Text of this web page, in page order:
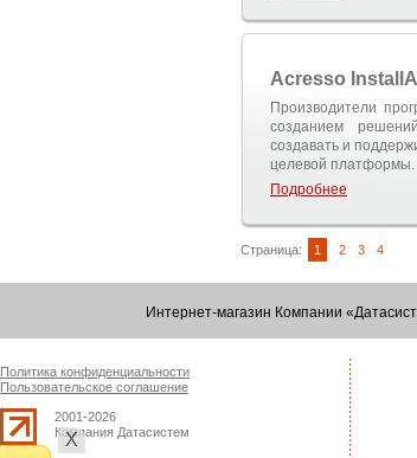
Acresso
Производители
созданием
создавать и
целевой платформы.
Подробнее
Страница: 1 2 3 4
Интернет-магазин Компании
Политика конфиденциальности
Пользовательское соглашение
2001-2026
Компания Датасистем
Х